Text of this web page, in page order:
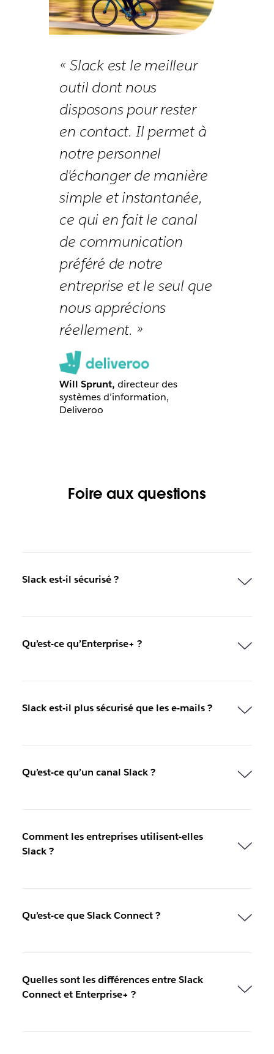
« Slack est le meilleur
outil dont nous
disposons pour rester
en contact. Il permet à
notre personnel
d'échanger de manière
simple et instantanée,
ce qui en fait le canal
de communication
préféré de notre
entreprise et le seul que
nous apprécions
réellement. »
Will Sprunt, directeur des
systèmes d’information,
Deliveroo
Foire aux questions
Slack est-il sécurisé ?
Qu’est-ce qu’Enterprise+ ?
Slack est-il plus sécurisé que les e-mails ?
Qu’est-ce qu’un canal Slack ?
Comment les entreprises utilisent-elles
Slack ?
Qu’est-ce que Slack Connect ?
Quelles sont les différences entre Slack
Connect et Enterprise+ ?